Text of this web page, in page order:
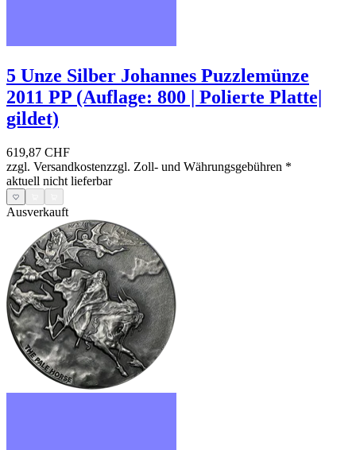
5 Unze Silber Johannes Puzzlemünze
2011 PP (Auflage: 800 | Polierte Platte|
gildet)
619,87 CHF
zzgl. Versandkostenzzgl. Zoll- und Währungsgebühren *
aktuell nicht lieferbar
Ausverkauft